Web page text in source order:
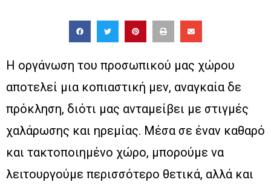
Η οργάνωση του προσωπικού μας χώρου
αποτελεί μια κοπιαστική μεν, αναγκαία δε
πρόκληση, διότι μας ανταμείβει με στιγμές
χαλάρωσης και ηρεμίας. Μέσα σε έναν καθαρό
και τακτοποιημένο χώρο, μπορούμε να
λειτουργούμε περισσότερο θετικά, αλλά και